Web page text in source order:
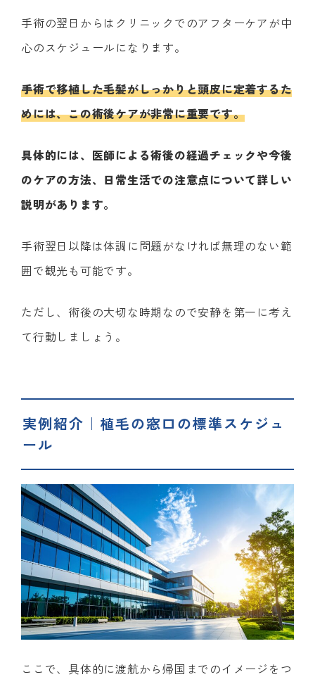
手術の翌日からはクリニックでのアフターケアが中
心のスケジュールになります。
手術で移植した毛髪がしっかりと頭皮に定着するた
めには、この術後ケアが非常に重要です。
具体的には、医師による術後の経過チェックや今後
のケアの方法、日常生活での注意点について詳しい
説明があります。
手術翌日以降は体調に問題がなければ無理のない範
囲で観光も可能です。
ただし、術後の大切な時期なので安静を第一に考え
て行動しましょう。
実例紹介｜植毛の窓口の標準スケジュ
ール
ここで、具体的に渡航から帰国までのイメージをつ